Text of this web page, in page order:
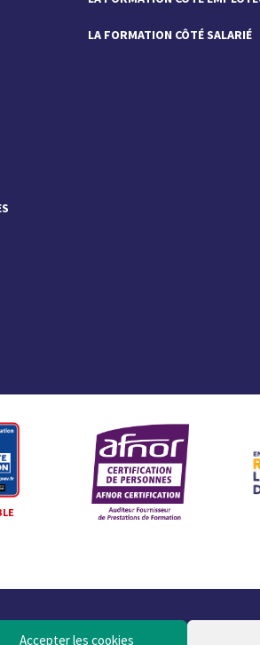
Accepter les cookies
LA FORMATION CÔTÉ SALARIÉ